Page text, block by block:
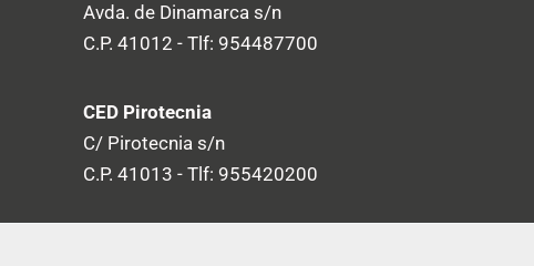
Avda. de Dinamarca s/n
C.P. 41012 - Tlf: 954487700
CED Pirotecnia
C/ Pirotecnia s/n
C.P. 41013 - Tlf: 955420200